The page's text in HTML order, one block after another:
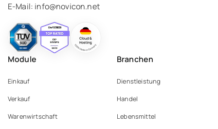
E-Mail: info@novicon.net
Module
Einkauf
Verkauf
Warenwirtschaft
Branchen
Dienstleistung
Handel
Lebensmittel